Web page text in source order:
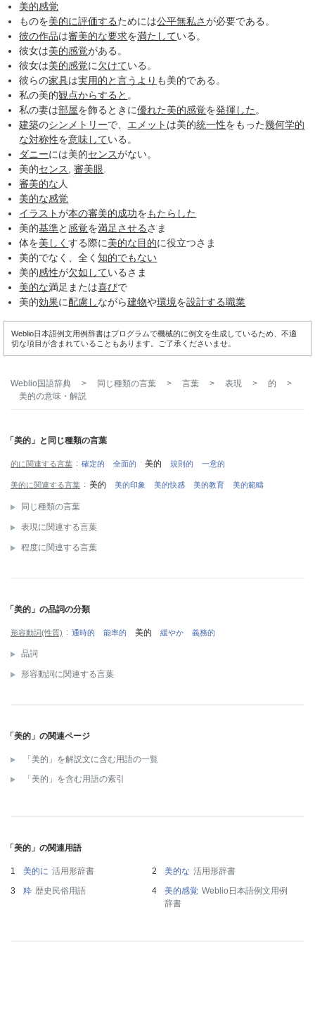
美的感覚
ものを美的に評価するためには公平無私さが必要である。
彼の作品は審美的な要求を満たしている。
彼女は美的感覚がある。
彼女は美的感覚に欠けている。
彼らの家具は実用的と言うより も美的である。
私の美的観点からすると 。
私の妻は部屋を飾るときに優れた美的感覚を発揮した 。
建築のシンメトリーで、 エメット は美的統一性をもった幾何学的
な対称性を意味している。
ダニーには美的センスがない。
美的センス ,審美眼
審美的な 人
美的な感覚
イラストが本の審美的成功をもたらした
美的基準と感覚を満足させるさま
体を美しくする際に美的な目的に役立つさま
美的でなく、全く知的でもない
美的感性が欠如しているさま
美的な満足または喜びで
美的効果に配慮しながら建物や環境を設計する職業
Weblio日本語例文用例辞書はプログラムで機械的に例文を生成しているため、不適
切な項目が含まれていることもあります。ご了承くださいませ。
Weblio国語辞典 > 同じ種類の言葉 > 言葉 > 表現 > 的
>
美的の意味・解説
「美的」と同じ種類の言葉
的に関連する言葉 確定的 全面的 美的 規則的 一意的
美的に関連する言葉 美的 美的印象 美的快感 美的教育 美的範疇
同じ種類の言葉
表現に関連する言葉
程度に関連する言葉
「美的」の品詞の分類
形容動詞(性質) 通時的 能率的 美的 緩やか 義務的
品詞
形容動詞に関連する言葉
「美的」の関連ページ
「美的」を解説文に含む用語の一覧
「美的」を含む用語の索引
「美的」の関連用語
美的に 活用形辞書 美的な 活用形辞書
粋 歴史民俗用語 美的感覚 Weblio日本語例文用例
辞書